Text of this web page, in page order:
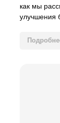
как мы
улучшения